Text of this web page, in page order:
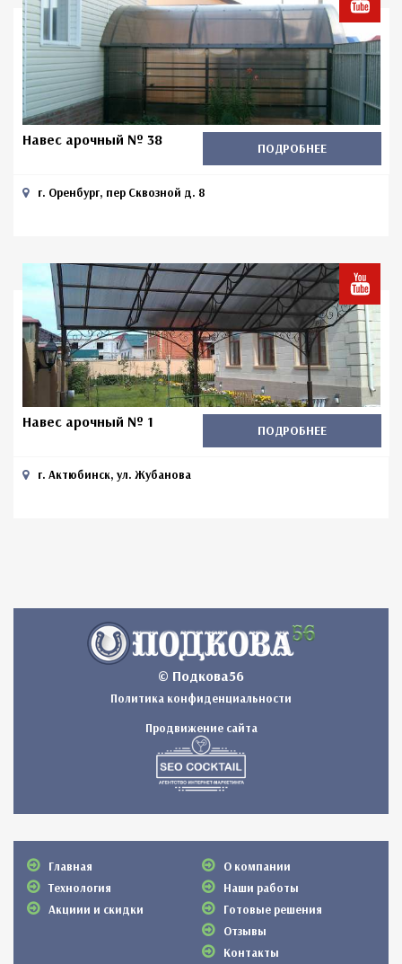
Навес арочный № 38 ПОДРОБНЕЕ
г. Оренбург, пер Сквозной д. 8
Навес арочный № 1 ПОДРОБНЕЕ
г. Актюбинск, ул. Жубанова
© Подкова56
Политика конфиденциальности
Продвижение сайта
Главная
Технология
Акциии и скидки
О компании
Наши работы
Готовые решения
Отзывы
Контакты